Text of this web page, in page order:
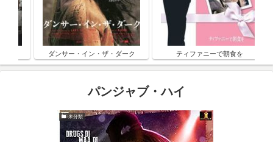
ダンサー・イン・ザ・ダーク ティファニーで朝食を
パンジャブ・ハイ
未分類